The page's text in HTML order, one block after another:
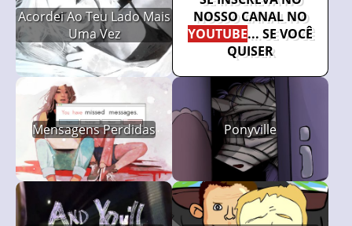
Acordei Ao Teu Lado Mais
Uma Vez
NOSSO CANAL NO
YOUTUBE... SE VOCÊ
QUISER
Mensagens Perdidas Ponyville